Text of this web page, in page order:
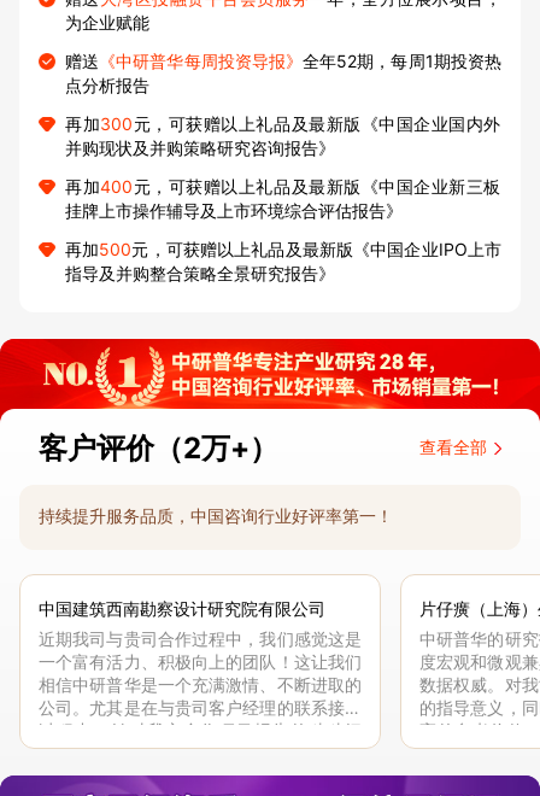
为企业赋能
赠送 《中研普华每周投资导报》全年52期，每周1期投资热
点分析报告
再加300元，可获赠以上礼品及最新版《中国企业国内外
并购现状及并购策略研究咨询报告》
再加400元，可获赠以上礼品及最新版《中国企业新三板
挂牌上市操作辅导及上市环境综合评估报告》
再加500元，可获赠以上礼品及最新版《中国企业IPO上市
指导及并购整合策略全景研究报告》
客户评价（2万+） 查看全部
持续提升服务品质，中国咨询行业好评率第一！
中国建筑西南勘察设计研究院有限公司
近期我司与贵司合作过程中，我们感觉这是
一个富有活力、积极向上的团队！这让我们
相信中研普华是一个充满激情、不断进取的
公司。尤其是在与贵司客户经理的联系接洽
过程中，针对我方合作项目报告的种种细
节，及时细致缜密地协助与项目部沟通、探
讨和完善...
片仔癀（上海
中研普华的研
度宏观和微观
数据权威。对
的指导意义，
高的参考价值
体化”服务和行
司继续...